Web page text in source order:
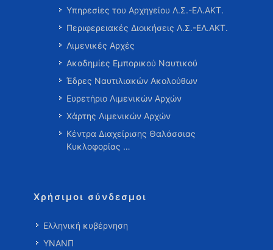
Υπηρεσίες του Αρχηγείου Λ.Σ.-ΕΛ.ΑΚΤ.
Περιφερειακές Διοικήσεις Λ.Σ.-ΕΛ.ΑΚΤ.
Λιμενικές Αρχές
Ακαδημίες Εμπορικού Ναυτικού
Έδρες Ναυτιλιακών Ακολούθων
Ευρετήριο Λιμενικών Αρχών
Χάρτης Λιμενικών Αρχών
Κέντρα Διαχείρισης Θαλάσσιας
Κυκλοφορίας …
Χρήσιμοι σύνδεσμοι
Ελληνική κυβέρνηση
ΥΝΑΝΠ